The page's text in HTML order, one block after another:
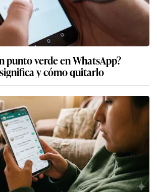
punto verde en WhatsApp?
y cómo quitarlo